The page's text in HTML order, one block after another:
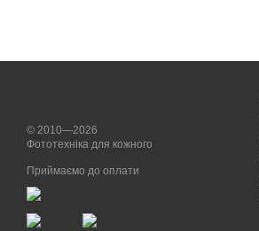
© 2010—2026
Фототехніка для кожного
Приймаємо до оплати